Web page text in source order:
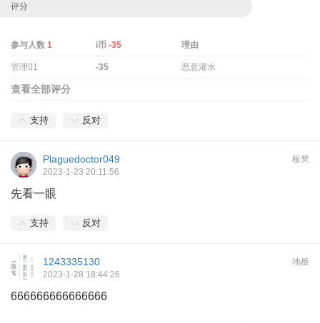
评分
参与人数 1 i币-35 理由
管理01 -35 恶意灌水
查看全部评分
支持 反对
板凳
Plaguedoctor049
2023-1-23 20:11:56
先看一眼
支持 反对
地板
1243335130
2023-1-28 18:44:26
666666666666666